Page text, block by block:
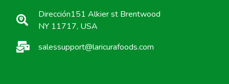
Dirección151 Alkier st Brentwood
NY 11717, USA
salessupport@laricurafoods.com